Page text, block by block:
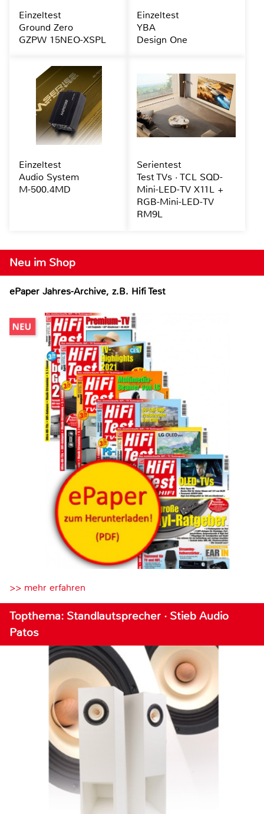
Neu im Shop
ePaper Jahres-Archive, z.B. Hifi Test
>> mehr erfahren
Topthema: Standlautsprecher · Stieb Audio
Patos
Einzeltest
Ground Zero
GZPW 15NEO-XSPL
Einzeltest
YBA
Design One
Einzeltest
Audio System
M-500.4MD
Serientest
Test TVs · TCL SQD-
Mini-LED-TV X11L +
RGB-Mini-LED-TV
RM9L